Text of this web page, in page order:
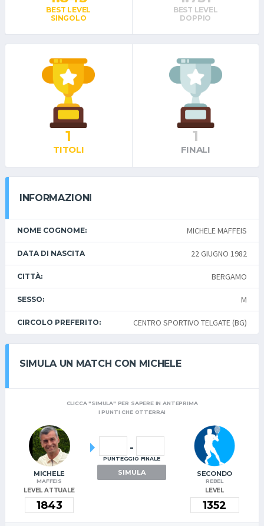
BEST LEVEL
SINGOLO
BEST LEVEL
DOPPIO
1
TITOLI
1
FINALI
INFORMAZIONI
NOME COGNOME: MICHELE MAFFEIS
DATA DI NASCITA 22 GIUGNO 1982
CITTÀ: BERGAMO
SESSO: M
CIRCOLO PREFERITO: CENTRO SPORTIVO TELGATE (BG)
SIMULA UN MATCH CON MICHELE
CLICCA "SIMULA" PER SAPERE IN ANTEPRIMA
I PUNTI CHE OTTERRAI
MICHELE
MAFFEIS
LEVEL ATTUALE
-
PUNTEGGIO FINALE
SIMULA SECONDO
REBEL
LEVEL